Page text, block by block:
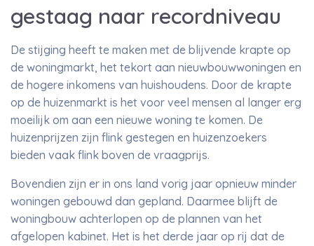
gestaag naar recordniveau
De stijging heeft te maken met de blijvende krapte op
de woningmarkt, het tekort aan nieuwbouwwoningen en
de hogere inkomens van huishoudens. Door de krapte
op de huizenmarkt is het voor veel mensen al langer erg
moeilijk om aan een nieuwe woning te komen. De
huizenprijzen zijn flink gestegen en huizenzoekers
bieden vaak flink boven de vraagprijs.
Bovendien zijn er in ons land vorig jaar opnieuw minder
woningen gebouwd dan gepland. Daarmee blijft de
woningbouw achterlopen op de plannen van het
afgelopen kabinet. Het is het derde jaar op rij dat de